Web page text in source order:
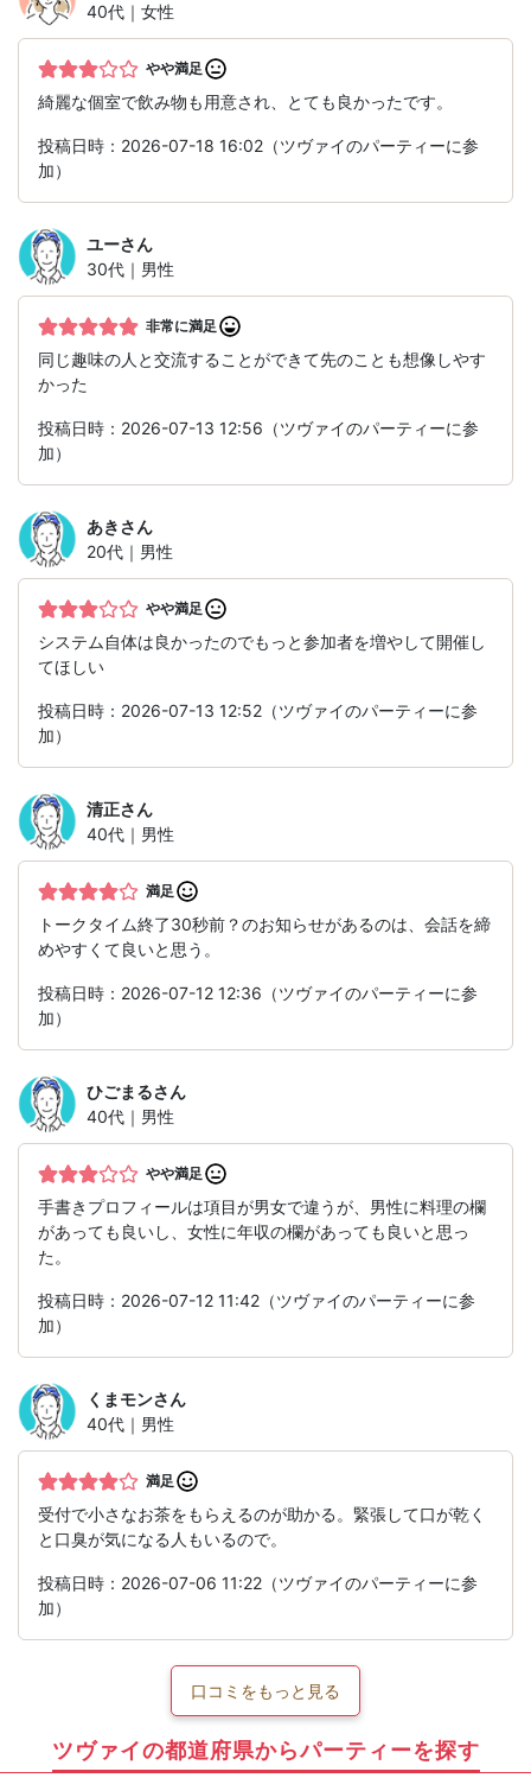
40代｜女性
やや満足
綺麗な個室で飲み物も用意され、とても良かったです。
投稿日時：2026-07-18 16:02（ツヴァイのパーティーに参
加）
ユーさん
30代｜男性
非常に満足
同じ趣味の人と交流することができて先のことも想像しやす
かった
投稿日時：2026-07-13 12:56（ツヴァイのパーティーに参
加）
あきさん
20代｜男性
やや満足
システム自体は良かったのでもっと参加者を増やして開催し
てほしい
投稿日時：2026-07-13 12:52（ツヴァイのパーティーに参
加）
清正さん
40代｜男性
満足
トークタイム終了30秒前？のお知らせがあるのは、会話を締
めやすくて良いと思う。
投稿日時：2026-07-12 12:36（ツヴァイのパーティーに参
加）
ひごまるさん
40代｜男性
やや満足
手書きプロフィールは項目が男女で違うが、男性に料理の欄
があっても良いし、女性に年収の欄があっても良いと思っ
た。
投稿日時：2026-07-12 11:42（ツヴァイのパーティーに参
加）
くまモンさん
40代｜男性
満足
受付で小さなお茶をもらえるのが助かる。緊張して口が乾く
と口臭が気になる人もいるので。
投稿日時：2026-07-06 11:22（ツヴァイのパーティーに参
加）
口コミをもっと見る
ツヴァイの都道府県からパーティーを探す